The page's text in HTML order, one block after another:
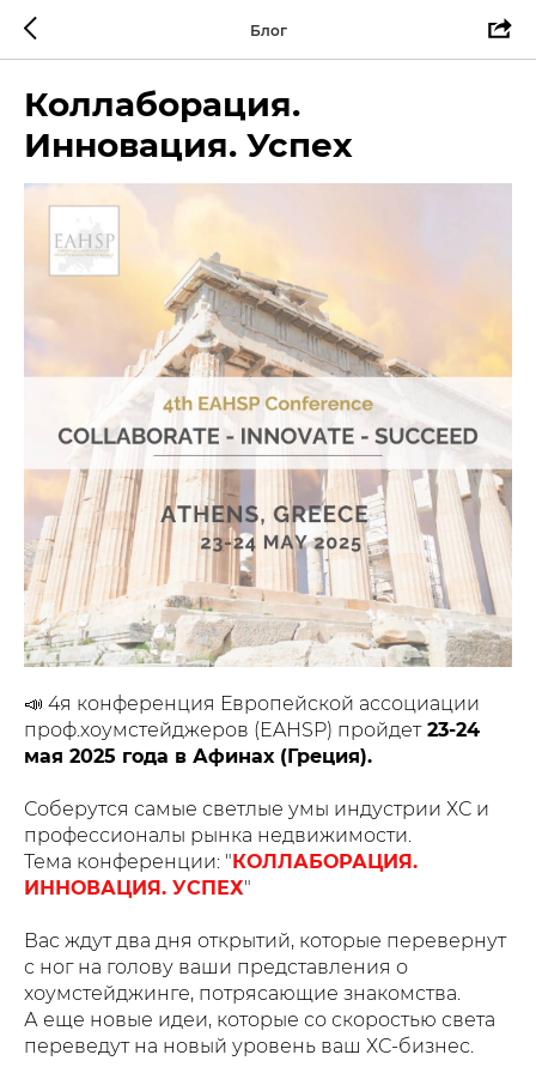
Блог
Коллаборация.
Инновация. Успех
📣 4я конференция Европейской ассоциации
проф.хоумстейджеров (EAHSP) пройдет23-24
мая 2025 года в Афинах (Греция).
Соберутся самые светлые умы индустрии ХС и
профессионалы рынка недвижимости.
Тема конференции: "КОЛЛАБОРАЦИЯ.
ИННОВАЦИЯ. УСПЕХ"
Вас ждут два дня открытий, которые перевернут
с ног на голову ваши представления о
хоумстейджинге, потрясающие знакомства.
А еще новые идеи, которые со скоростью света
переведут на новый уровень ваш ХС-бизнес.